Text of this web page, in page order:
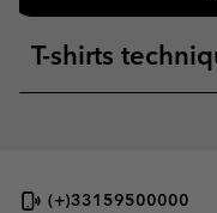
T-shirts
(+)33159500000